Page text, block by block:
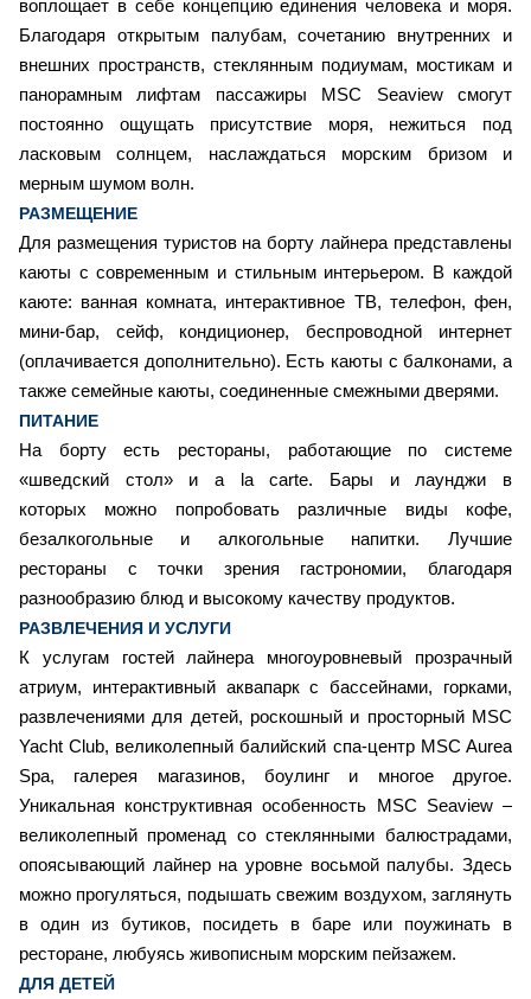
воплощает в себе концепцию единения человека и моря.
Благодаря открытым палубам, сочетанию внутренних и
внешних пространств, стеклянным подиумам, мостикам и
панорамным лифтам пассажиры MSC Seaview смогут
постоянно ощущать присутствие моря, нежиться под
ласковым солнцем, наслаждаться морским бризом и
мерным шумом волн.
РАЗМЕЩЕНИЕ
Для размещения туристов на борту лайнера представлены
каюты с современным и стильным интерьером. В каждой
каюте: ванная комната, интерактивное ТВ, телефон, фен,
мини-бар, сейф, кондиционер, беспроводной интернет
(оплачивается дополнительно). Есть каюты с балконами, а
также семейные каюты, соединенные смежными дверями.
ПИТАНИЕ
На борту есть рестораны, работающие по системе
«шведский стол» и a la carte. Бары и лаунджи в
которых можно попробовать различные виды кофе,
безалкогольные и алкогольные напитки. Лучшие
рестораны с точки зрения гастрономии, благодаря
разнообразию блюд и высокому качеству продуктов.
РАЗВЛЕЧЕНИЯ И УСЛУГИ
К услугам гостей лайнера многоуровневый прозрачный
атриум, интерактивный аквапарк с бассейнами, горками,
развлечениями для детей, роскошный и просторный MSC
Yacht Club, великолепный балийский спа-центр MSC Aurea
Spa, галерея магазинов, боулинг и многое другое.
Уникальная конструктивная особенность MSC Seaview –
великолепный променад со стеклянными балюстрадами,
опоясывающий лайнер на уровне восьмой палубы. Здесь
можно прогуляться, подышать свежим воздухом, заглянуть
в один из бутиков, посидеть в баре или поужинать в
ресторане, любуясь живописным морским пейзажем.
ДЛЯ ДЕТЕЙ